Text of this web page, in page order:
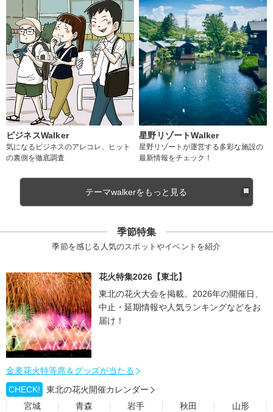
ビジネスWalker
気になるビジネスのアレコレ、ヒット
の裏側を徹底調査
星野リゾートWalker
星野リゾートが運営する多彩な施設の
最新情報をチェック！
テーマwalkerをもっと見る
季節特集
季節を感じる人気のスポットやイベントを紹介
花火特集2026【東北】
東北の花火大会を掲載。2026年の開催日、
中止・延期情報や人気ランキングなどをお
届け！
金麦花火特等席＆グッズが当たる
CHECK!
東北の花火開催カレンダー
宮城
青森 岩手 秋田
山形